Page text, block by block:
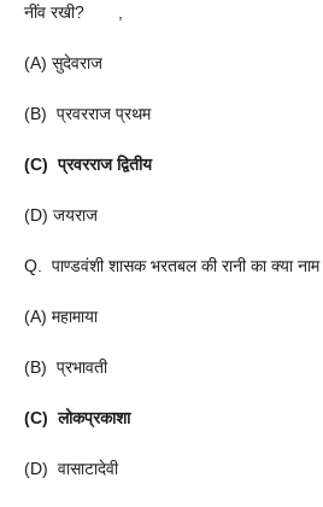
नींव रखी? ,
(A) सुदेवराज
(B) प्रवरराज प्रथम
(C) प्रवरराज द्वितीय
(D) जयराज
Q. पाण्डवंशी शासक भरतबल की रानी का क्या
(A) महामाया
(B) प्रभावती
(C) लोकप्रकाशा
(D) वासाटादेवी